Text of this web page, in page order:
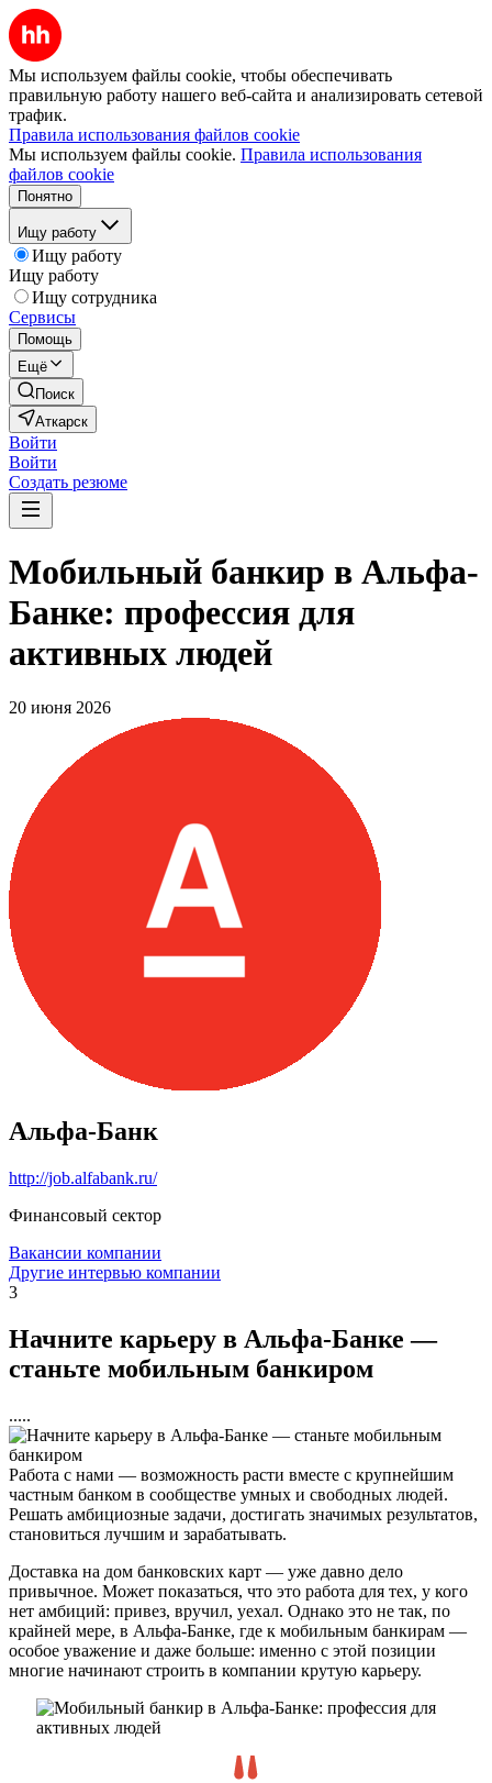
Мы используем файлы cookie, чтобы обеспечивать
правильную работу нашего веб-сайта и анализировать сетевой
трафик.
Правила использования файлов cookie
Мы используем файлы cookie. Правила использования
файлов cookie
Понятно
Ищу работу
Ищу работу
Ищу работу
Ищу сотрудника
Сервисы
Помощь
Ещё
Поиск
Аткарск
Войти
Войти
Создать резюме
Мобильный банкир в Альфа-
Банке: профессия для
активных людей
20 июня 2026
Альфа-Банк
http://job.alfabank.ru/
Финансовый сектор
Вакансии компании
Другие интервью компании
3
Начните карьеру в Альфа-Банке —
станьте мобильным банкиром
.....
Работа с нами — возможность расти вместе с крупнейшим
частным банком в сообществе умных и свободных людей.
Решать амбициозные задачи, достигать значимых результатов,
становиться лучшим и зарабатывать.
Доставка на дом банковских карт — уже давно дело
привычное. Может показаться, что это работа для тех, у кого
нет амбиций: привез, вручил, уехал. Однако это не так, по
крайней мере, в Альфа-Банке, где к мобильным банкирам —
особое уважение и даже больше: именно с этой позиции
многие начинают строить в компании крутую карьеру.